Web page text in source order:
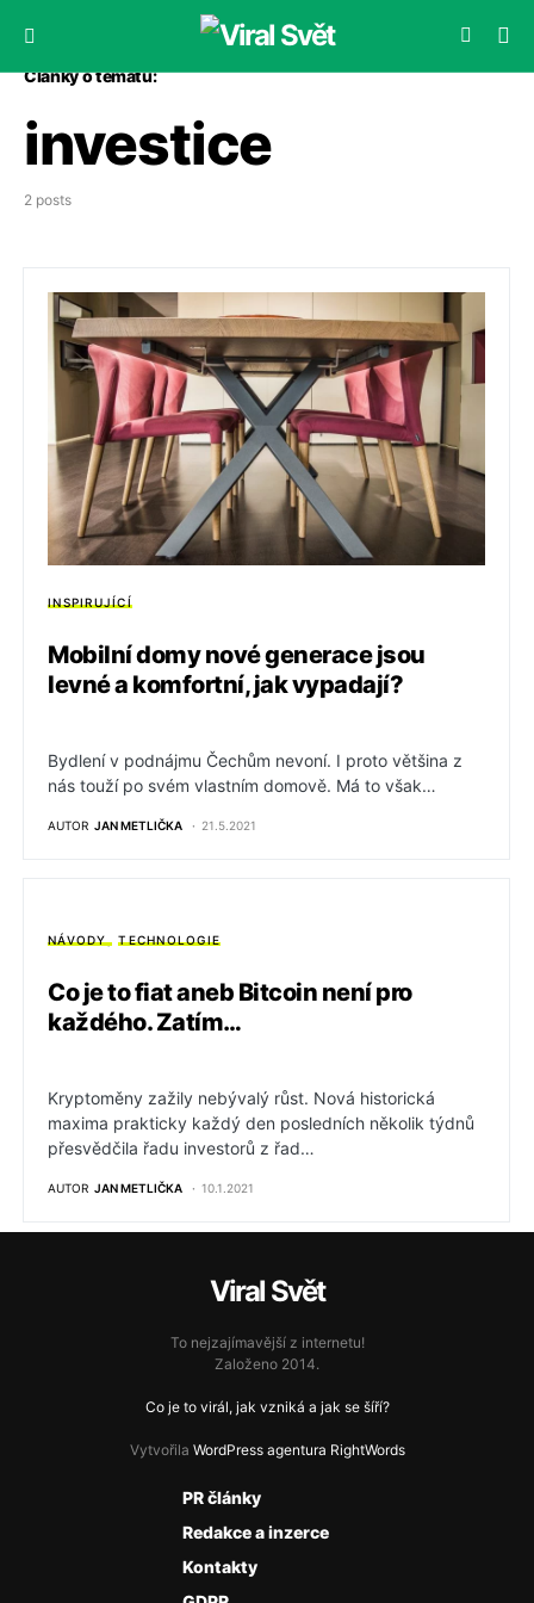
Články o tématu:
investice
2 posts
INSPIRUJÍCÍ
Mobilní domy nové generace jsou
levné a komfortní, jak vypadají?
Bydlení v podnájmu Čechům nevoní. I proto většina z
nás touží po svém vlastním domově. Má to však…
AUTOR JAN METLIČKA 21.5.2021
NÁVODY TECHNOLOGIE
Co je to fiat aneb Bitcoin není pro
každého. Zatím…
Kryptoměny zažily nebývalý růst. Nová historická
maxima prakticky každý den posledních několik týdnů
přesvědčila řadu investorů z řad…
AUTOR JAN METLIČKA 10.1.2021
Viral Svět
To nejzajímavější z internetu!
Založeno 2014.
Co je to virál, jak vzniká a jak se šíří?
Vytvořila WordPress agentura RightWords
PR články
Redakce a inzerce
Kontakty